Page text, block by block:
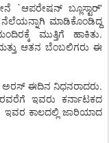
`ಆಪರೇಷನ್ ಬ್ಲೂಸ್ಟಾರ್'
ಮಾಡಿಕೊಂಡಿದ್ದ
ಮುತ್ತಿಗೆ ಹಾಕಿತು.
ಆತನ ಬೆಂಬಲಿಗರು ಈ
ಅರಸ್ ಈದಿನ ನಿಧನರಾದರು.
ಇವರು ಕರ್ನಾಟಕದ
ಕಾಲದಲ್ಲಿ ಜಾರಿಯಾದ